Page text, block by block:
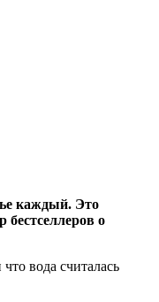
каждый. Это
бестселлеров о
вода считалась